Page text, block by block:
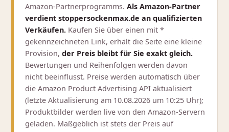
Amazon‑Partnerprogramms. Als Amazon‑Partner
verdient stoppersockenmax.de an qualifizierten
Verkäufen. Kaufen Sie über einen mit *
gekennzeichneten Link, erhält die Seite eine kleine
Provision, der Preis bleibt für Sie exakt gleich.
Bewertungen und Reihenfolgen werden davon
nicht beeinflusst. Preise werden automatisch über
die Amazon Product Advertising API aktualisiert
(letzte Aktualisierung am 10.08.2026 um 10:25 Uhr);
Produktbilder werden live von den Amazon‑Servern
geladen. Maßgeblich ist stets der Preis auf